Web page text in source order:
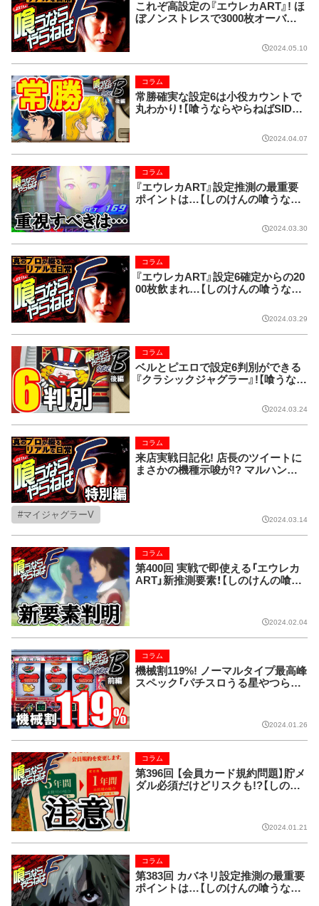
これぞ高設定の『エウレカART』! ほ
ぼノンストレスで3000枚オーバー!!
2024.05.10
常勝確実な設定6は小役カウントで
丸わかり！【喰うならやらねばSIDE-
コラム
2024.04.07
『エウレカART』設定推測の最重要
ポイントは…【しのけんの喰うなら
コラム
2024.03.30
『エウレカART』設定6確定からの20
00枚飲まれ…【しのけんの喰うなら
コラム
2024.03.29
ベルとピエロで設定6判別ができる
『クラシックジャグラー』!【喰うなら
コラム
2024.03.24
来店実戦日記化! 店長のツイートに
まさかの機種示唆が!? マルハン前
コラム
マイジャグラーV 2024.03.14
第400回 実戦で即使える「エウレカ
ART」新推測要素！【しのけんの喰う
コラム
2024.02.04
機械割119%! ノーマルタイプ最高峰
スペック「パチスロうる星やつら
コラム
2024.01.26
第396回 【会員カード規約問題】貯メ
ダル必須だけどリスクも!?【しのけ
コラム
2024.01.21
第383回 カバネリ設定推測の最重要
ポイントは…【しのけんの喰うなら
コラム